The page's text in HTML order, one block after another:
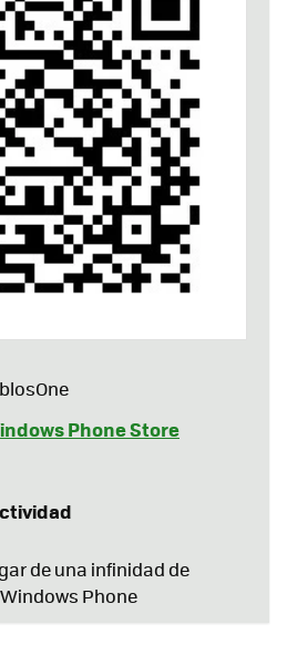
Phone Store
de una infinidad de
Phone